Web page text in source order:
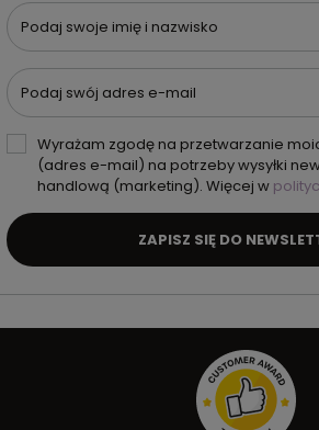
Podaj swoje imię i nazwisko
Podaj swój adres e-mail
Wyrażam zgodę na przetwarzanie
(adres e-mail) na potrzeby wysyłki
handlową (marketing). Więcej w
ZAPISZ SIĘ DO